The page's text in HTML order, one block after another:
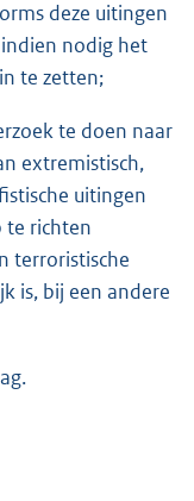
deze uitingen
nodig het
te zetten;
te doen naar
extremistisch,
uitingen
te richten
terroristische
is, bij een andere